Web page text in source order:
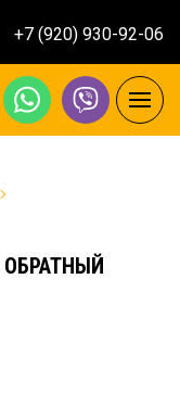
+7 (920) 930-92-06
ОБРАТНЫЙ